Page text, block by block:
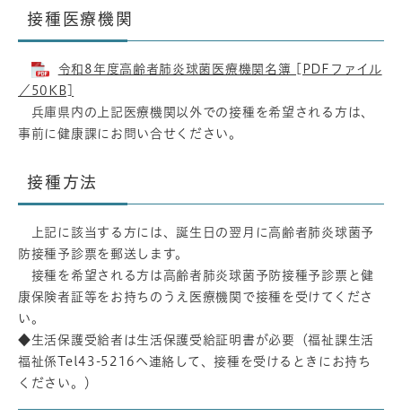
接種医療機関
令和8年度高齢者肺炎球菌医療機関名簿 [PDFファイル
／50KB]
兵庫県内の上記医療機関以外での接種を希望される方は、
事前に健康課にお問い合せください。
接種方法
上記に該当する方には、誕生日の翌月に高齢者肺炎球菌予
防接種予診票を郵送します。
接種を希望される方は高齢者肺炎球菌予防接種予診票と健
康保険者証等をお持ちのうえ医療機関で接種を受けてくださ
い。
◆生活保護受給者は生活保護受給証明書が必要（福祉課生活
福祉係Tel43-5216へ連絡して、接種を受けるときにお持ち
ください。）